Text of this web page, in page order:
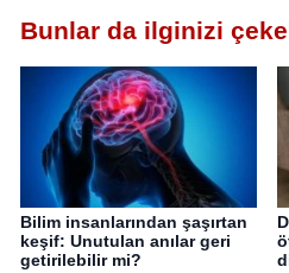
Bunlar da ilginizi
Bilim insanlarından şaşırtan
keşif: Unutulan anılar geri
getirilebilir mi?